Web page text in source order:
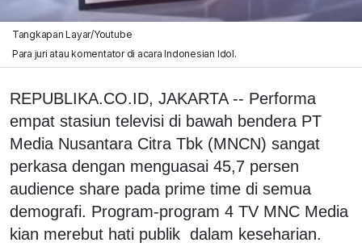
Tangkapan Layar/Youtube
Para juri atau komentator di acara Indonesian Idol.
REPUBLIKA.CO.ID, JAKARTA -- Performa
empat stasiun televisi di bawah bendera PT
Media Nusantara Citra Tbk (MNCN) sangat
perkasa dengan menguasai 45,7 persen
audience share pada prime time di semua
demografi. Program-program 4 TV MNC Media
kian merebut hati publik dalam keseharian.